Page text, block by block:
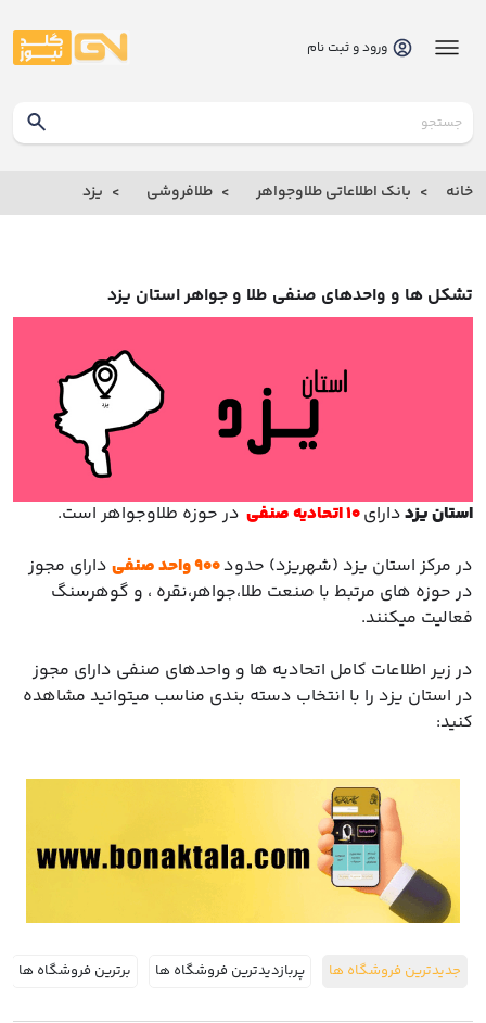
بانک
بانک
با ما
اخبار
های
متداول
در
خواست
ورود و ثبت نام
خانه بانک اطلاعاتی طلاوجواهر طلافروشی یزد
تشکل ها و واحدهای صنفی طلا و جواهر استان یزد
استان یزددارای
در حوزه طلاوجواهر است.
در مرکز استان یزد (شهریزد) حدود
دارای مجوز
در حوزه های مرتبط با صنعت طلا،جواهر،نقره ، و گوهرسنگ
فعالیت میکنند.
در زیر اطلاعات کامل اتحادیه ها و واحدهای صنفی دارای مجوز
در استان یزد را با انتخاب دسته بندی مناسب میتوانید مشاهده
کنید:
جدیدترین فروشگاه ها پربازدیدترین فروشگاه ها برترین فروشگاه ها